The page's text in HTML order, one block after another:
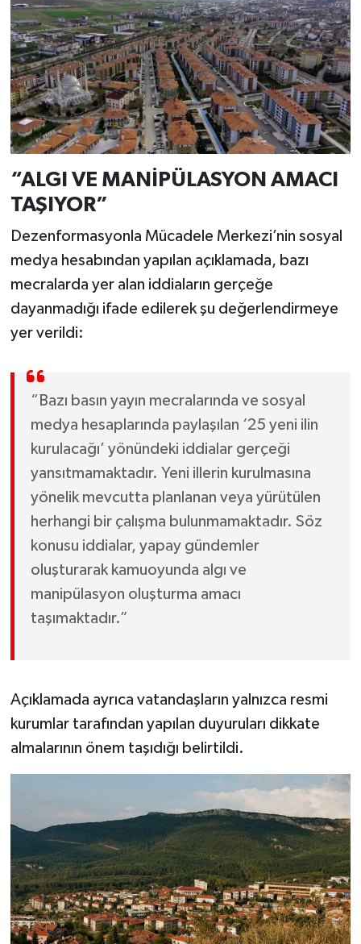
“ALGI VE MANİPÜLASYON AMACI
TAŞIYOR”
Dezenformasyonla Mücadele Merkezi’nin sosyal
medya hesabından yapılan açıklamada, bazı
mecralarda yer alan iddiaların gerçeğe
dayanmadığı ifade edilerek şu değerlendirmeye
yer verildi:
“Bazı basın yayın mecralarında ve sosyal
medya hesaplarında paylaşılan ‘25 yeni ilin
kurulacağı’ yönündeki iddialar gerçeği
yansıtmamaktadır. Yeni illerin kurulmasına
yönelik mevcutta planlanan veya yürütülen
herhangi bir çalışma bulunmamaktadır. Söz
konusu iddialar, yapay gündemler
oluşturarak kamuoyunda algı ve
manipülasyon oluşturma amacı
taşımaktadır.”
Açıklamada ayrıca vatandaşların yalnızca resmi
kurumlar tarafından yapılan duyuruları dikkate
almalarının önem taşıdığı belirtildi.